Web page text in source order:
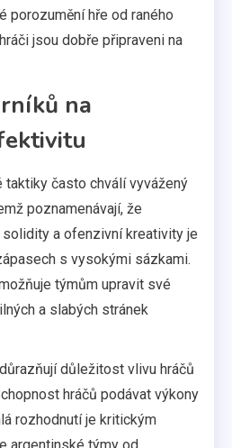
porozumění hře od raného
jsou dobře připraveni na
na
taktiky často chválí vyvážený
poznamenávají, že
a ofenzivní kreativity je
s vysokými sázkami.
týmům upravit své
a slabých stránek
důležitost vlivu hráčů
hráčů podávat výkony
rozhodnutí je kritickým
argentinské týmy od